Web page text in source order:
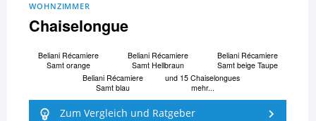
WOHNZIMMER
Chaiselongue
Beliani Ré­ca­mi­e­re
Samt orange
Beliani Ré­ca­mi­e­re
Samt Hellbraun
Beliani Ré­ca­mi­e­re
Samt beige Taupe
Beliani Ré­ca­mi­e­re
Samt blau
und 15 Chaiselongues
mehr...
Zum Vergleich und Ratgeber